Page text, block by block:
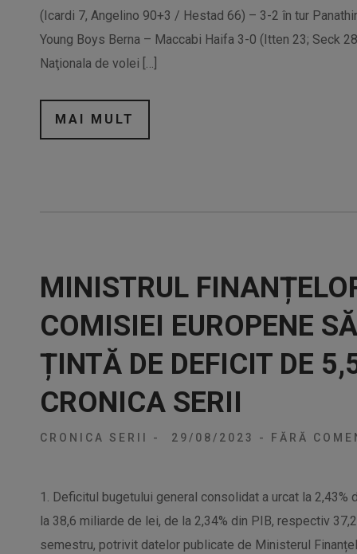
(Icardi 7, Angelino 90+3 / Hestad 66) – 3-2 în tur
Young Boys Berna – Maccabi Haifa 3-0 (Itten 23; Seck
Naţionala de volei […]
MAI MULT
MINISTRUL
COMISIEI EUROPENE
ȚINTĂ DE DEFICIT DE
CRONICA SERII
CRONICA SERII - 29/08/2023 - FĂRĂ
1. Deficitul bugetului general consolidat a urcat la 2,43%
la 38,6 miliarde de lei, de la 2,34% din PIB, respectiv
semestru, potrivit datelor publicate de Ministerul